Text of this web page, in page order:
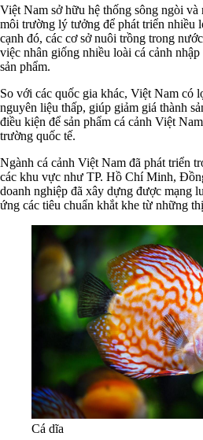
Việt Nam sở hữu hệ thống sông ngòi
môi trường lý tưởng để phát triển nhiều
cạnh đó, các cơ sở nuôi trồng trong
việc nhân giống nhiều loài cá cảnh
sản phẩm.
So với các quốc gia khác, Việt Nam có
nguyên liệu thấp, giúp giảm giá thành
điều kiện để sản phẩm cá cảnh Việt
trường quốc tế.
Ngành cá cảnh Việt Nam đã phát triển
các khu vực như TP. Hồ Chí Minh,
doanh nghiệp đã xây dựng được mạng
ứng các tiêu chuẩn khắt khe từ những
Cá dĩa